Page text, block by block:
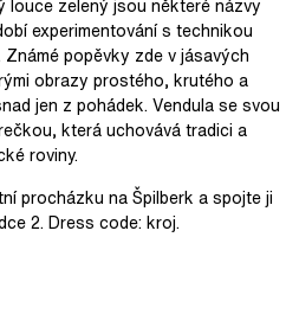
louce zelený jsou některé názvy
experimentování s technikou
popěvky zde v jásavých
obrazy prostého, krutého a
jen z pohádek. Vendula se svou
která uchovává tradici a
roviny.
procházku na Špilberk a spojte ji
2. Dress code: kroj.